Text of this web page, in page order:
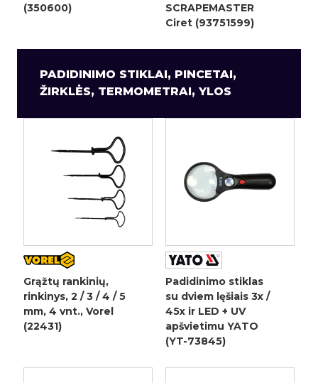
(350600)
SCRAPEMASTER
Ciret (93751599)
PADIDINIMO STIKLAI, PINCETAI,
ŽIRKLĖS, TERMOMETRAI, YLOS
Grąžtų rankinių,
rinkinys, 2 / 3 / 4 / 5
mm, 4 vnt., Vorel
(22431)
Padidinimo stiklas
su dviem lęšiais 3x /
45x ir LED + UV
apšvietimu YATO
(YT-73845)